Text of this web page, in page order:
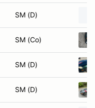
SM (D)
SM (Co)
SM (D)
SM (D)